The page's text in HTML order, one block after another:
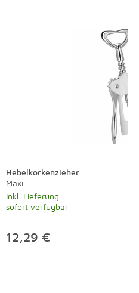
Hebelkorkenzieher
Maxi
inkl. Lieferung
sofort verfügbar
12,29 €